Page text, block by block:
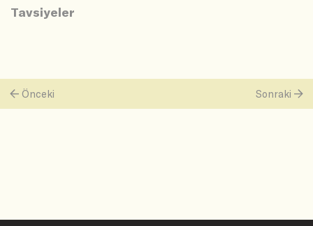
Tavsiyeler
Önceki Sonraki